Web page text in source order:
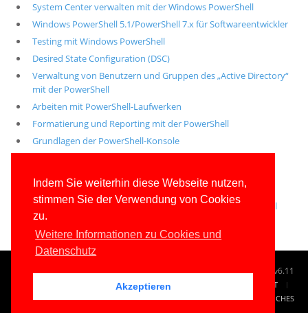
Indem Sie weiterhin diese Webseite nutzen,
stimmen Sie der Verwendung von Cookies
zu.
Weitere Informationen zu Cookies und
Datenschutz
Akzeptieren
System Center verwalten mit der Windows PowerShell
Windows PowerShell 5.1/PowerShell 7.x für Softwareentwickler
Testing mit Windows PowerShell
Desired State Configuration (DSC)
Verwaltung von Benutzern und Gruppen des „Active Directory“
mit der PowerShell
Arbeiten mit PowerShell-Laufwerken
Formatierung und Reporting mit der PowerShell
Grundlagen der PowerShell-Konsole
.NET und COM nutzen in der Windows PowerShell
Remoting, Jobs und Workflows mit der Windows PowerShell
© 1996-2026www.IT-Visions.de-Dr. Holger Schwichtenberg v6.11
TAG CLOUD
KONTAKT
IMPRESSUM
RECHTLICHES